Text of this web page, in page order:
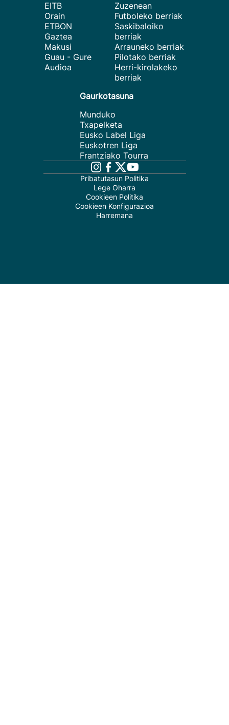
EITB
Orain
ETBON
Gaztea
Makusi
Guau - Gure
Audioa
Zuzenean
Futboleko berriak
Saskibaloiko
berriak
Arrauneko berriak
Pilotako berriak
Herri-kirolakeko
berriak
Gaurkotasuna
Munduko
Txapelketa
Eusko Label Liga
Euskotren Liga
Frantziako Tourra
Pribatutasun Politika
Lege Oharra
Cookieen Politika
Cookieen Konfigurazioa
Harremana